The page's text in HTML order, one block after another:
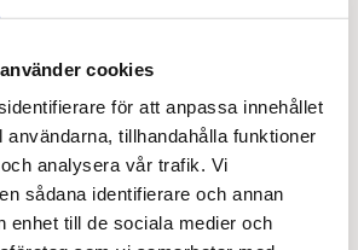
cookies
för att anpassa innehållet
användarna, tillhandahålla funktioner
analysera vår trafik. Vi
sådana identifierare och annan
enhet till de sociala medier och
6
Arket,
nya lokaler